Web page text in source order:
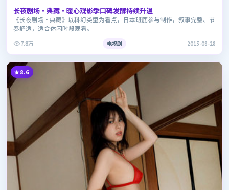
长夜剧场·典藏·暖心观影季口碑发酵持续升温
《长夜剧场·典藏》以科幻类型为看点，日本班底参与制作，叙事完整、节
奏舒适，适合休闲时段观看。
7.8万
电视剧 2015-08-28
8.6